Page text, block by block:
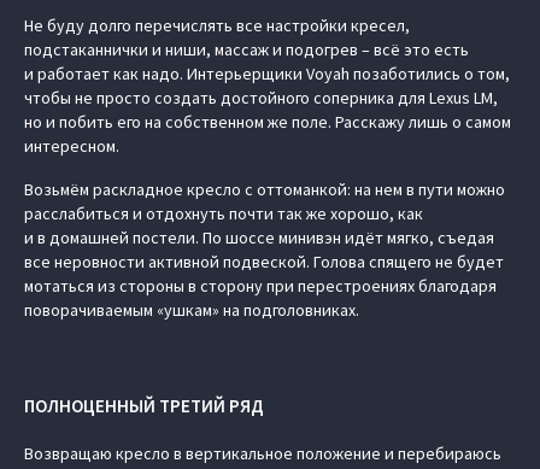
Не буду долго перечислять все настройки кресел,
подстаканнички и ниши, массаж и подогрев – всё это есть
и работает как надо. Интерьерщики Voyah позаботились о том,
чтобы не просто создать достойного соперника для Lexus LM,
но и побить его на собственном же поле. Расскажу лишь о самом
интересном.
Возьмём раскладное кресло с оттоманкой: на нем в пути можно
расслабиться и отдохнуть почти так же хорошо, как
и в домашней постели. По шоссе минивэн идёт мягко, съедая
все неровности активной подвеской. Голова спящего не будет
мотаться из стороны в сторону при перестроениях благодаря
поворачиваемым «ушкам» на подголовниках.
ПОЛНОЦЕННЫЙ ТРЕТИЙ РЯД
Возвращаю кресло в вертикальное положение и перебираюсь